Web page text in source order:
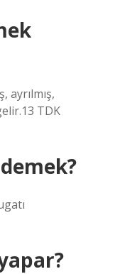
ayrılmış,
TDK